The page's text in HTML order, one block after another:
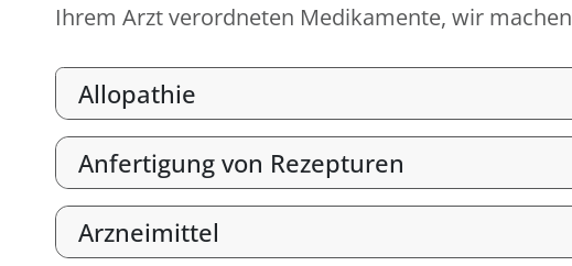
Ihrem Arzt verordneten Medikamente, wir machen
Allopathie
Anfertigung von Rezepturen
Arzneimittel